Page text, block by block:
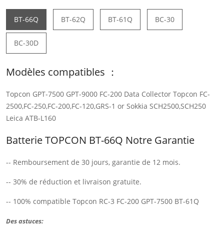
BT-66Q BT-62Q BT-61Q BC-30
BC-30D
Modèles compatibles ：
Topcon GPT-7500 GPT-9000 FC-200 Data Collector Topcon FC-
2500,FC-250,FC-200,FC-120,GRS-1 or Sokkia SCH2500,SCH250
Leica ATB-L160
Batterie TOPCON BT-66Q Notre Garantie
-- Remboursement de 30 jours, garantie de 12 mois.
-- 30% de réduction et livraison gratuite.
-- 100% compatible Topcon RC-3 FC-200 GPT-7500 BT-61Q
Des astuces: